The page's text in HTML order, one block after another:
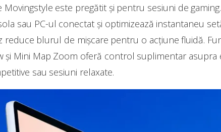
Movingstyle este pregătit și pentru sesiuni de
sau PC-ul conectat și optimizează instantaneu
blurul de mișcare pentru o acțiune fluidă.
și Mini Map Zoom oferă control suplimentar asupra
sau sesiuni relaxate.